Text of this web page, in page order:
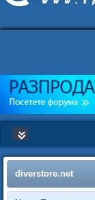
diverstore.net